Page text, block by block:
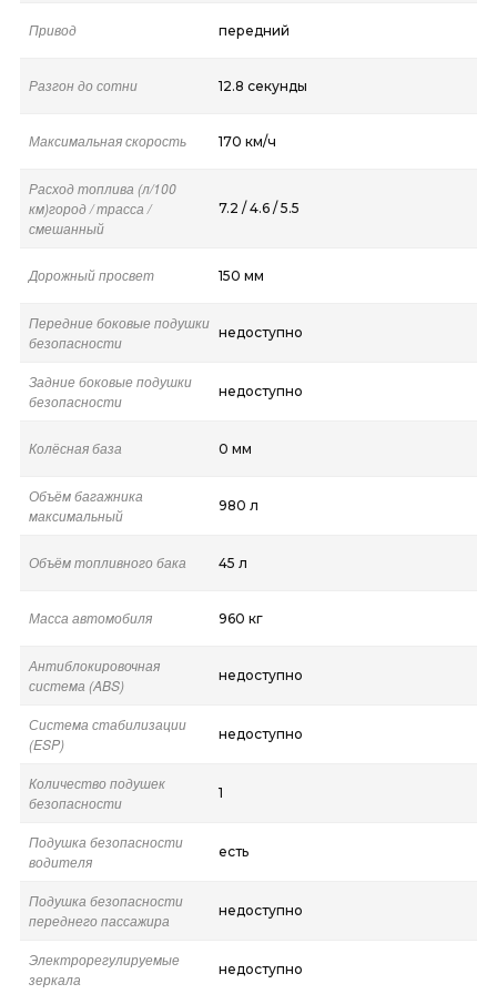
Привод передний
Разгон до сотни 12.8 секунды
Максимальная скорость 170 км/ч
Расход топлива (л/100
км)город / трасса /
смешанный
7.2 / 4.6 / 5.5
Дорожный просвет 150 мм
Передние боковые подушки
безопасности
недоступно
Задние боковые подушки
безопасности
недоступно
Колёсная база 0 мм
Объём багажника
максимальный
980 л
Объём топливного бака 45 л
Масса автомобиля 960 кг
Антиблокировочная
система (ABS)
недоступно
Система стабилизации
(ESP)
недоступно
Количество подушек
безопасности
1
Подушка безопасности
водителя
есть
Подушка безопасности
переднего пассажира
недоступно
Электрорегулируемые
зеркала
недоступно